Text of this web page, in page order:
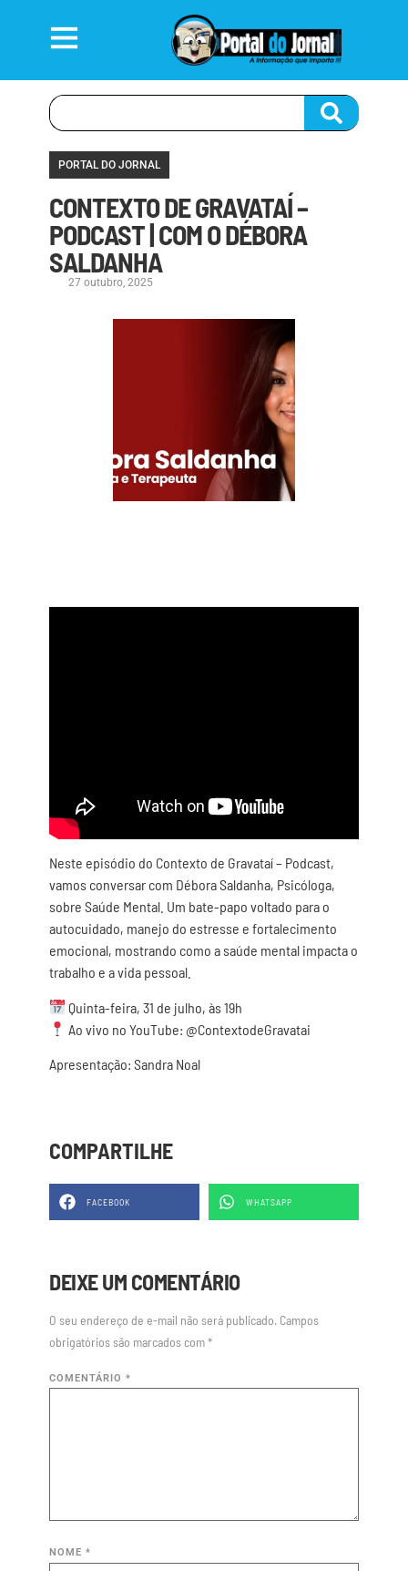
PORTAL DO JORNAL
CONTEXTO DE GRAVATAÍ –
PODCAST | COM O DÉBORA
SALDANHA
27 outubro, 2025
Neste episódio do Contexto de Gravataí – Podcast,
vamos conversar com Débora Saldanha, Psicóloga,
sobre Saúde Mental. Um bate-papo voltado para o
autocuidado, manejo do estresse e fortalecimento
emocional, mostrando como a saúde mental impacta o
trabalho e a vida pessoal.
Quinta-feira, 31 de julho, às 19h
Ao vivo no YouTube: @ContextodeGravatai
Apresentação: Sandra Noal
COMPARTILHE
FACEBOOK WHATSAPP
DEIXE UM COMENTÁRIO
O seu endereço de e-mail não será publicado. Campos
obrigatórios são marcados com*
COMENTÁRIO *
NOME *